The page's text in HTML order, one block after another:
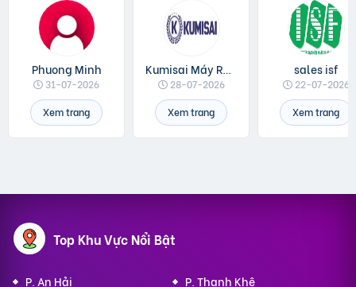
Phuong Minh
31-07-2026
Xem trang
Kumisai Máy Rửa Xe
28-07-2026
Xem trang
sales isf
22-07-2026
Xem trang
Top Khu Vực Nổi Bật
P. An Hải
P. Thanh Khê